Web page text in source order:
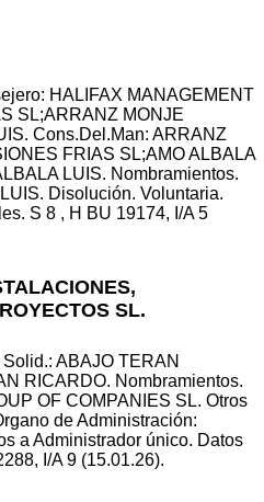
HALIFAX MANAGEMENT
SL;ARRANZ MONJE
Cons.Del.Man: ARRANZ
FRIAS SL;AMO ALBALA
LUIS. Nombramientos.
Disolución. Voluntaria.
S 8 , H BU 19174, I/A 5
SL.
ABAJO TERAN
RICARDO. Nombramientos.
OF COMPANIES SL. Otros
de Administración:
a Administrador único. Datos
I/A 9 (15.01.26).